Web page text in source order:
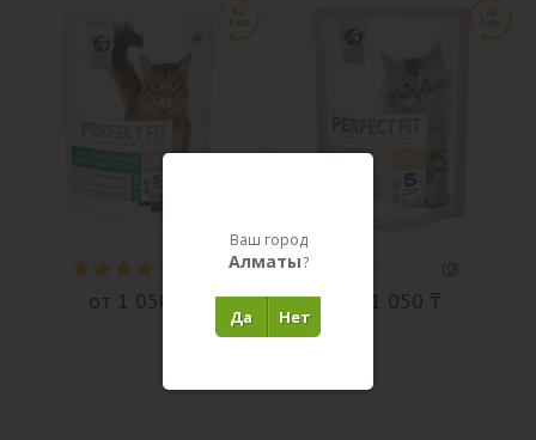
от 1 050 ₸
(0)
от 1 050 ₸
Ваш город
Алматы?
Нет
Да